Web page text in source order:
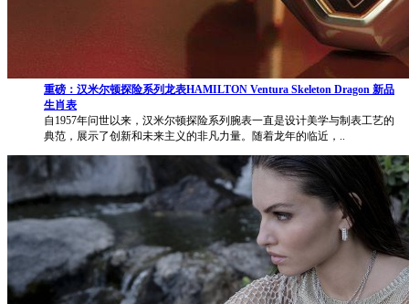
重磅：汉米尔顿探险系列龙表HAMILTON Ventura Skeleton Dragon 新品
生肖表
自1957年问世以来，汉米尔顿探险系列腕表一直是设计美学与制表工艺的
典范，展示了创新和未来主义的非凡力量。随着龙年的临近，..